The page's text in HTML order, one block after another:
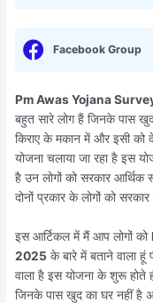
Facebook Group
Pm Awas Yojana
बहुत सारे लोग हैं जिनके पास
किराए के मकान में और इसी को
योजना चलाया जा रहा है इस
है उन लोगों को सरकार आर्थिक
दोनों प्रकार के लोगों को
इस आर्टिकल में मैं आप लोगों को
2025 के बारे में बताने वाला
वाला है इस योजना के शुरू होते
जिनके पास खुद का घर नहीं है